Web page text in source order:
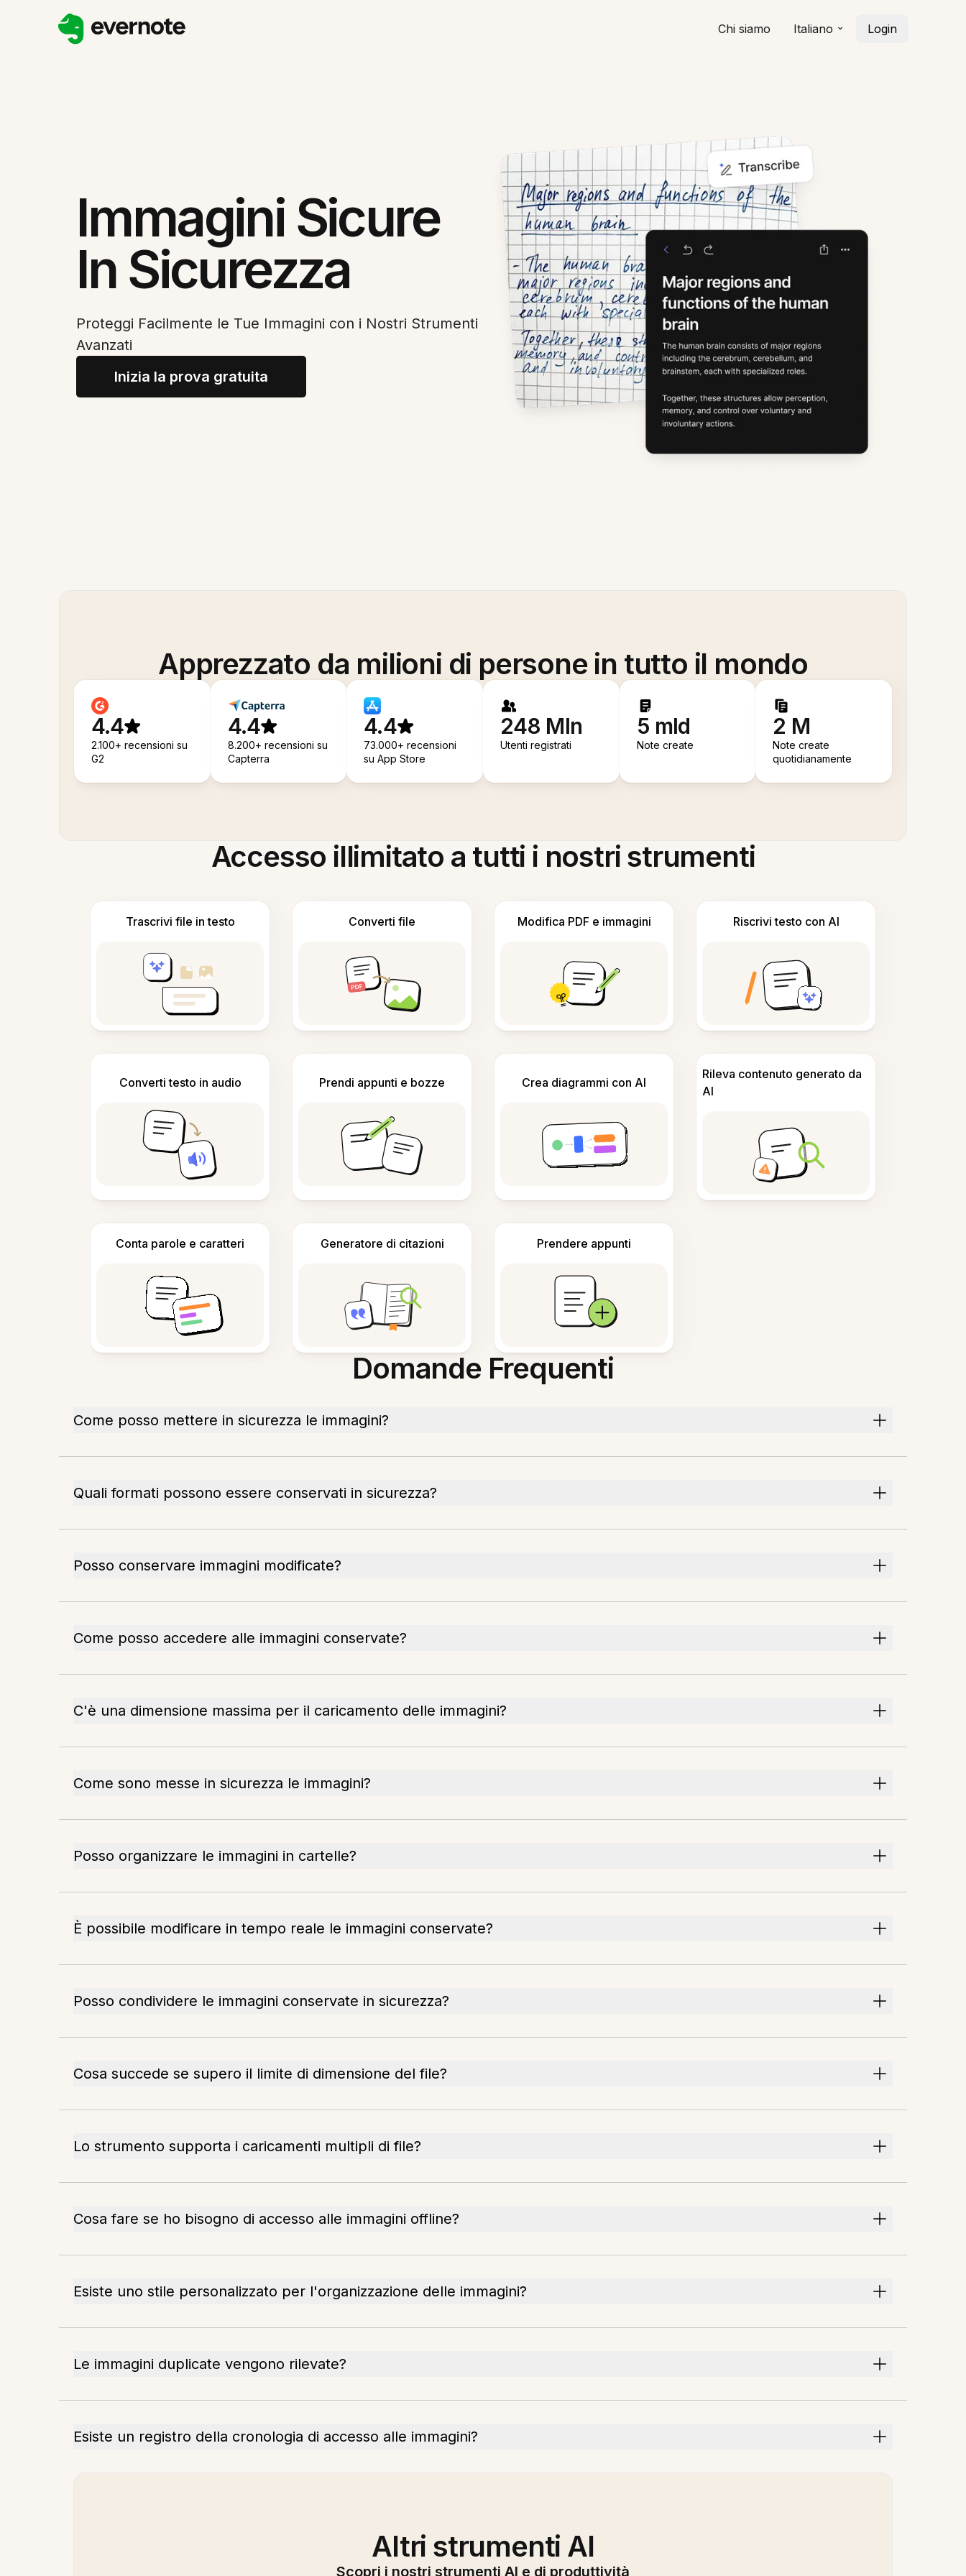
Chi siamo Italiano Login
Immagini Sicure
In Sicurezza
Proteggi Facilmente le Tue Immagini con i Nostri Strumenti
Avanzati
Inizia la prova gratuita
Apprezzato da milioni di persone in tutto il mondo
4.4
2.100+ recensioni su
G2
4.4
8.200+ recensioni su
Capterra
4.4
73.000+ recensioni
su App Store
248 Mln
Utenti registrati
5 mld
Note create
2 M
Note create
quotidianamente
Accesso illimitato a tutti i nostri strumenti
Trascrivi file in testo Converti file Modifica PDF e immagini Riscrivi testo con AI
Converti testo in audio Prendi appunti e bozze Crea diagrammi con AI
Rileva contenuto generato da
AI
Conta parole e caratteri Generatore di citazioni Prendere appunti
Domande Frequenti
Come posso mettere in sicurezza le immagini?
Quali formati possono essere conservati in sicurezza?
Posso conservare immagini modificate?
Come posso accedere alle immagini conservate?
C'è una dimensione massima per il caricamento delle immagini?
Come sono messe in sicurezza le immagini?
Posso organizzare le immagini in cartelle?
È possibile modificare in tempo reale le immagini conservate?
Posso condividere le immagini conservate in sicurezza?
Cosa succede se supero il limite di dimensione del file?
Lo strumento supporta i caricamenti multipli di file?
Cosa fare se ho bisogno di accesso alle immagini offline?
Esiste uno stile personalizzato per l'organizzazione delle immagini?
Le immagini duplicate vengono rilevate?
Esiste un registro della cronologia di accesso alle immagini?
Altri strumenti AI
Scopri i nostri strumenti AI e di produttività